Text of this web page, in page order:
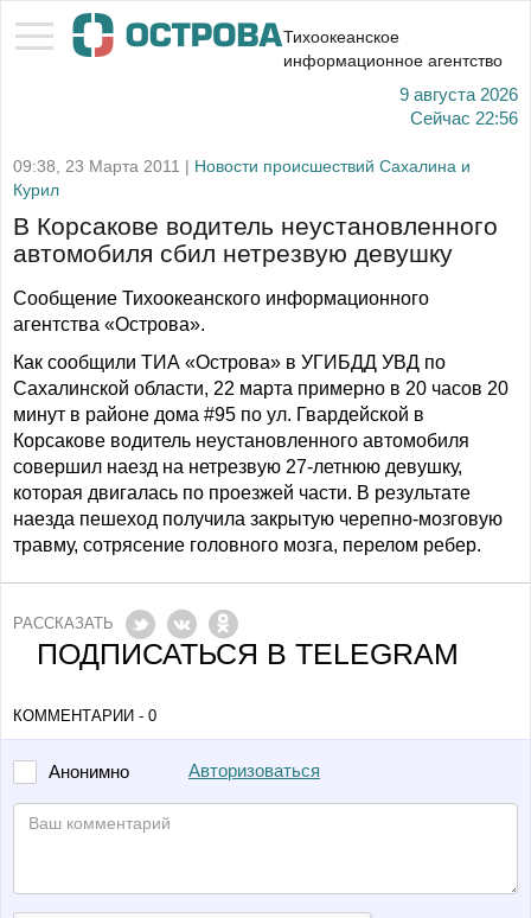
Тихоокеанское
информационное агентство
9 августа 2026
Сейчас 22:56
09:38, 23 Марта 2011 | Новости происшествий Сахалина и
Курил
В Корсакове водитель неустановленного
автомобиля сбил нетрезвую девушку
Сообщение Тихоокеанского информационного
агентства «Острова».
Как сообщили ТИА «Острова» в УГИБДД УВД по
Сахалинской области, 22 марта примерно в 20 часов 20
минут в районе дома #95 по ул. Гвардейской в
Корсакове водитель неустановленного автомобиля
совершил наезд на нетрезвую 27-летнюю девушку,
которая двигалась по проезжей части. В результате
наезда пешеход получила закрытую черепно-мозговую
травму, сотрясение головного мозга, перелом ребер.
РАССКАЗАТЬ
ПОДПИСАТЬСЯ В TELEGRAM
КОММЕНТАРИИ - 0
Анонимно Авторизоваться